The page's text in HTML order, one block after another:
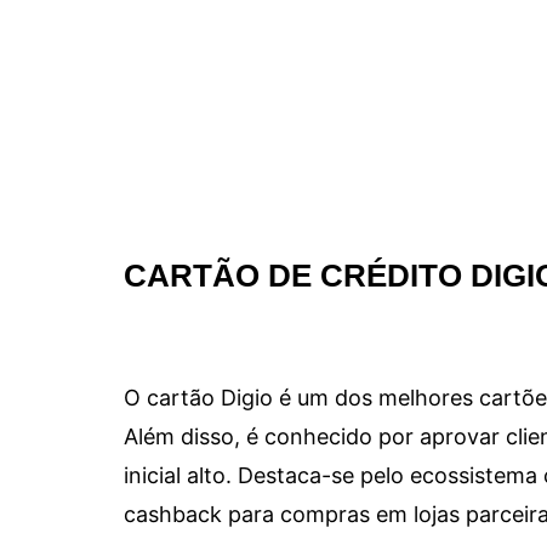
CARTÃO DE CRÉDITO
O cartão Digio é um dos melhores
Além disso, é conhecido por aprovar
inicial alto. Destaca-se pelo
cashback para compras em lojas